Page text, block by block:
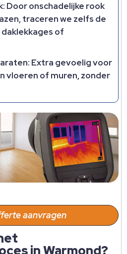
Door onschadelijke rook
traceren we zelfs de
of
Extra gevoelig voor
vloeren of muren, zonder
aanvragen